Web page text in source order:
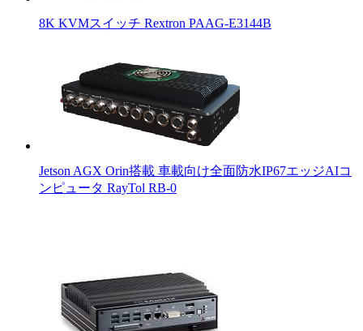
8K KVMスイッチ Rextron PAAG-E3144B
Jetson AGX Orin搭載 車載向け全面防水IP67エッジAIコ
ンピュータ RayTol RB-0